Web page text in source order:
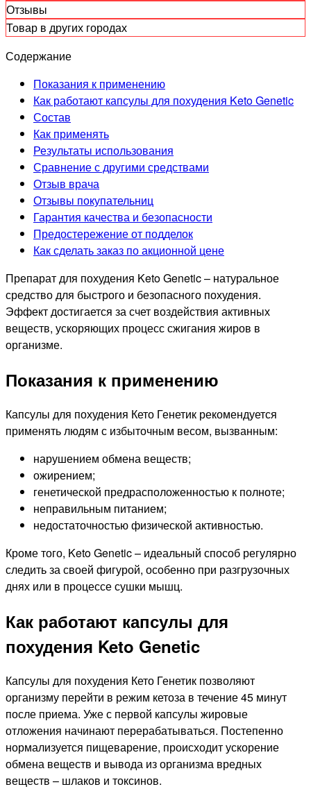
Отзывы
Товар в других городах
Содержание
Показания к применению
Как работают капсулы для похудения Keto Genetic
Состав
Как применять
Результаты использования
Сравнение с другими средствами
Отзыв врача
Отзывы покупательниц
Гарантия качества и безопасности
Предостережение от подделок
Как сделать заказ по акционной цене
Препарат для похудения Keto Genetic – натуральное
средство для быстрого и безопасного похудения.
Эффект достигается за счет воздействия активных
веществ, ускоряющих процесс сжигания жиров в
организме.
Показания к применению
Капсулы для похудения Кето Генетик рекомендуется
применять людям с избыточным весом, вызванным:
нарушением обмена веществ;
ожирением;
генетической предрасположенностью к полноте;
неправильным питанием;
недостаточностью физической активностью.
Кроме того, Keto Genetic – идеальный способ регулярно
следить за своей фигурой, особенно при разгрузочных
днях или в процессе сушки мышц.
Как работают капсулы для
похудения Keto Genetic
Капсулы для похудения Кето Генетик позволяют
организму перейти в режим кетоза в течение 45 минут
после приема. Уже с первой капсулы жировые
отложения начинают перерабатываться. Постепенно
нормализуется пищеварение, происходит ускорение
обмена веществ и вывода из организма вредных
веществ – шлаков и токсинов.